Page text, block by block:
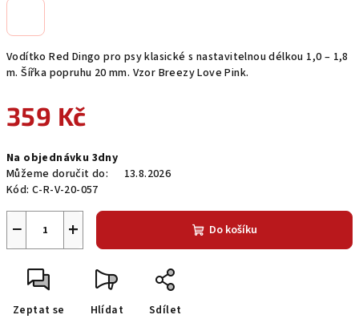
Vodítko Red Dingo pro psy klasické s nastavitelnou délkou 1,0 – 1,8
m. Šířka popruhu 20 mm. Vzor Breezy Love Pink.
359 Kč
cena:
Na objednávku 3dny
Můžeme doručit do:
13.8.2026
Kód: C-R-V-20-057
+
− Do košíku
Zeptat se Hlídat Sdílet